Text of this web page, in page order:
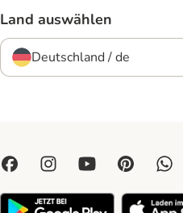
Land auswählen
Deutschland / de